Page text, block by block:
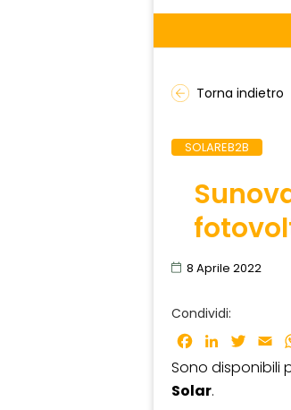
Torna indietro
SOLAREB2B
8 Aprile 2022
Condividi:
Facebook
LinkedIn
Sono disponibili
Solar.